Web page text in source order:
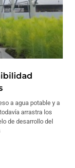
a agua potable y a
arrastra los
de desarrollo del